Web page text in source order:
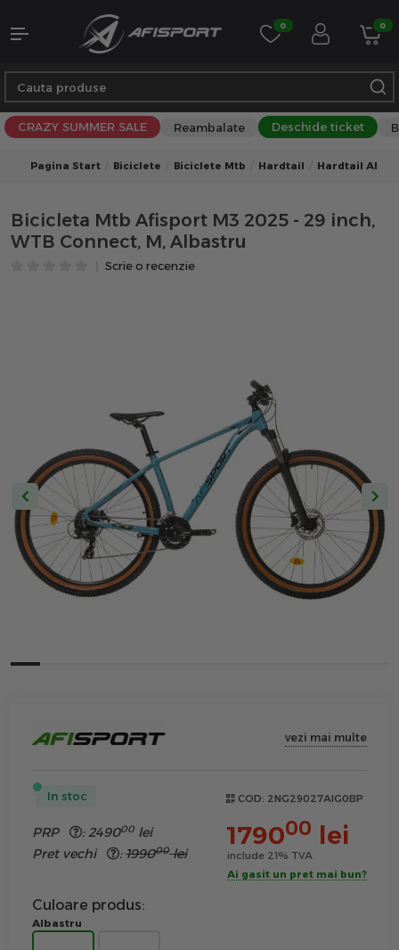
0 0
CRAZY SUMMER SALE Reambalate Deschide ticket
Pagina Start Biciclete Biciclete Mtb Hardtail Hardtail
Bicicleta Mtb Afisport M3 2025 - 29 inch,
WTB Connect, M, Albastru
Scrie o recenzie
vezi mai multe
In stoc COD: 2NG29027AIG0BP
PRP :249000 lei
Pret vechi
:199000lei
179000 lei
include 21% TVA
Ai gasit un pret mai bun?
Culoare produs:
Albastru